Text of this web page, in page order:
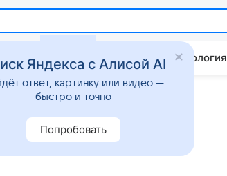
Гороскопы Стиль жизни Психология
Яндекса с Алисой AI
ответ, картинку или видео —
быстро и точно
Попробовать